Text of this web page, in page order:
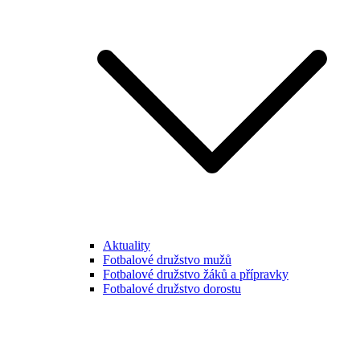
Aktuality
Fotbalové družstvo mužů
Fotbalové družstvo žáků a přípravky
Fotbalové družstvo dorostu